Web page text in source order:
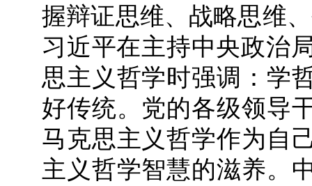
握辩证思维、战略思维
习近平在主持中央政治
思主义哲学时强调：学
好传统。党的各级领导
马克思主义哲学作为自
主义哲学智慧的滋养。